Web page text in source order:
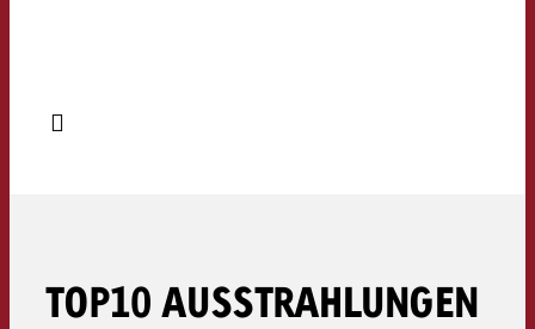
TOP10 AUSSTRAHLUNGEN